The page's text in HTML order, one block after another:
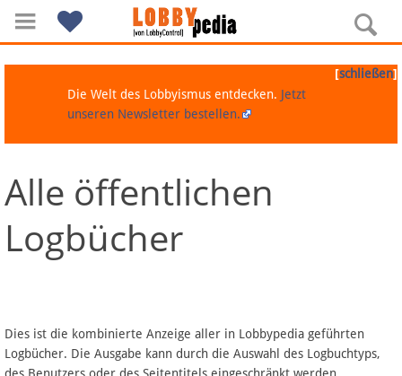
Navigation
Über Lobbypedia
Artikel nach Kategorien
FAQ
[schließen]
Die Welt des Lobbyismus entdecken. Jetzt
unseren Newsletter bestellen.
Alle öffentlichen
Logbücher
Dies ist die kombinierte Anzeige aller in Lobbypedia geführten
Logbücher. Die Ausgabe kann durch die Auswahl des Logbuchtyps,